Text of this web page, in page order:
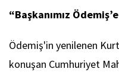
“Başkanımız
Ödemiş'in yenilenen
konuşan Cumhuriyet